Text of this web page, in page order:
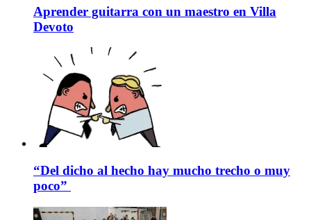
Aprender guitarra con un maestro en Villa
Devoto
“Del dicho al hecho hay mucho trecho o muy
poco”